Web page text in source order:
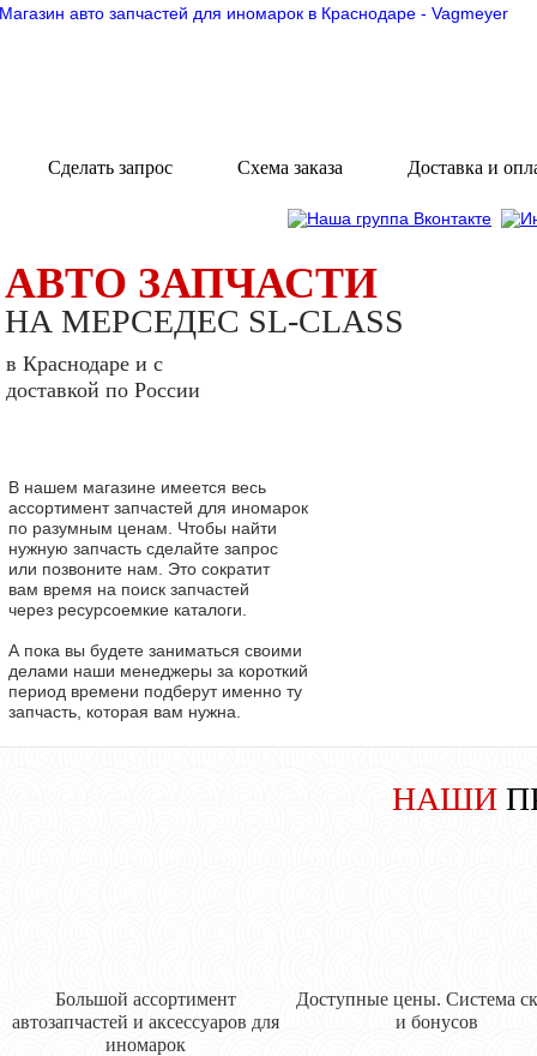
АВТО ЗАПЧАСТИ
НА МЕРСЕДЕС SL-CLASS
в Краснодаре и с
доставкой по России
В нашем магазине имеется весь
ассортимент запчастей для иномарок
по разумным ценам. Чтобы найти
нужную запчасть сделайте запрос
или позвоните нам. Это сократит
вам время на поиск запчастей
через ресурсоемкие каталоги.
А пока вы будете заниматься своими
делами наши менеджеры за короткий
период времени подберут именно ту
запчасть, которая вам нужна.
НАШИ
Большой ассортимент
автозапчастей и аксессуаров для
иномарок
Доступные цены. Система
и бонусов
Сделать запрос Схема заказа Доставка и